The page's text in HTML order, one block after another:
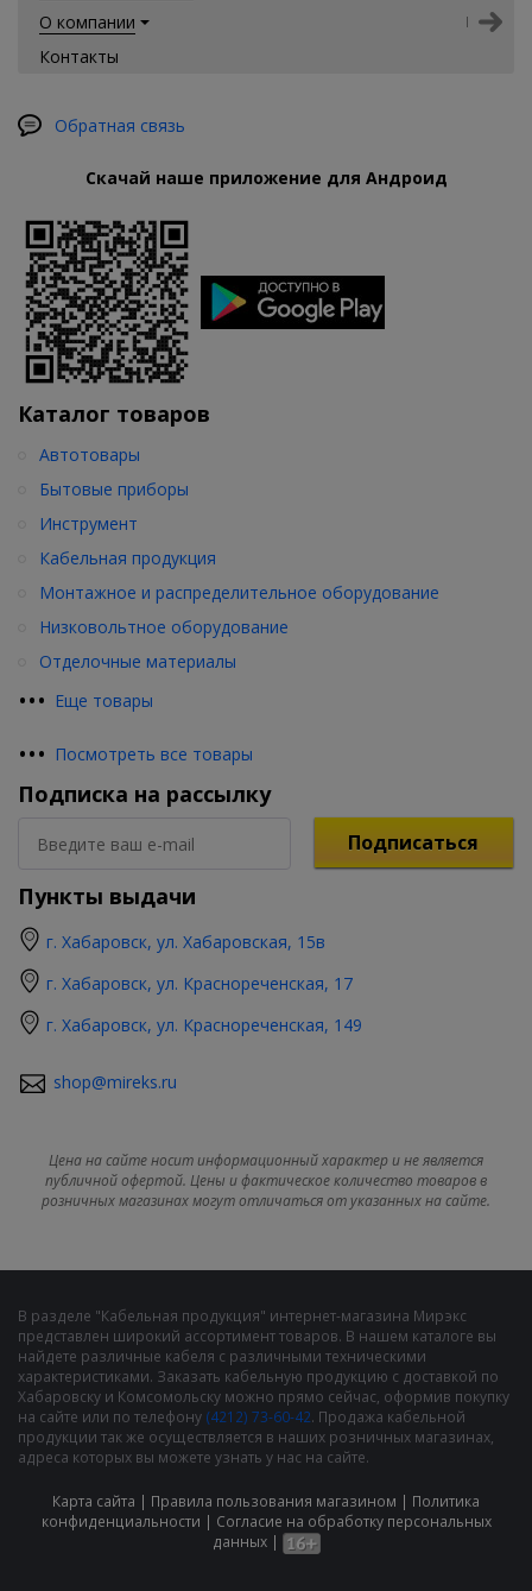
О компании
Контакты
Обратная связь
Скачай наше приложение для Андроид
Каталог товаров
••• Еще товары
Автотовары
Бытовые приборы
Инструмент
Кабельная продукция
Монтажное и распределительное оборудование
Низковольтное оборудование
Отделочные материалы
••• Посмотреть все товары
Подписка на рассылку
Подписаться
Пункты выдачи
г. Хабаровск, ул. Хабаровская, 15в
г. Хабаровск, ул. Краснореченская, 17
г. Хабаровск, ул. Краснореченская, 149
shop@mireks.ru
Цена на сайте носит информационный характер и не является
публичной офертой. Цены и фактическое количество товаров в
розничных магазинах могут отличаться от указанных на сайте.
В разделе "Кабельная продукция" интернет-магазина Мирэкс
представлен широкий ассортимент товаров. В нашем каталоге вы
найдете различные кабеля с различными техническими
характеристиками. Заказать кабельную продукцию с доставкой по
Хабаровску и Комсомольску можно прямо сейчас, оформив покупку
на сайте или по телефону (4212) 73-60-42. Продажа кабельной
продукции так же осуществляется в наших розничных магазинах,
адреса которых вы можете узнать у нас на сайте.
Карта сайта | Правила пользования магазином | Политика
конфиденциальности | Cогласие на обработку персональных
данных|